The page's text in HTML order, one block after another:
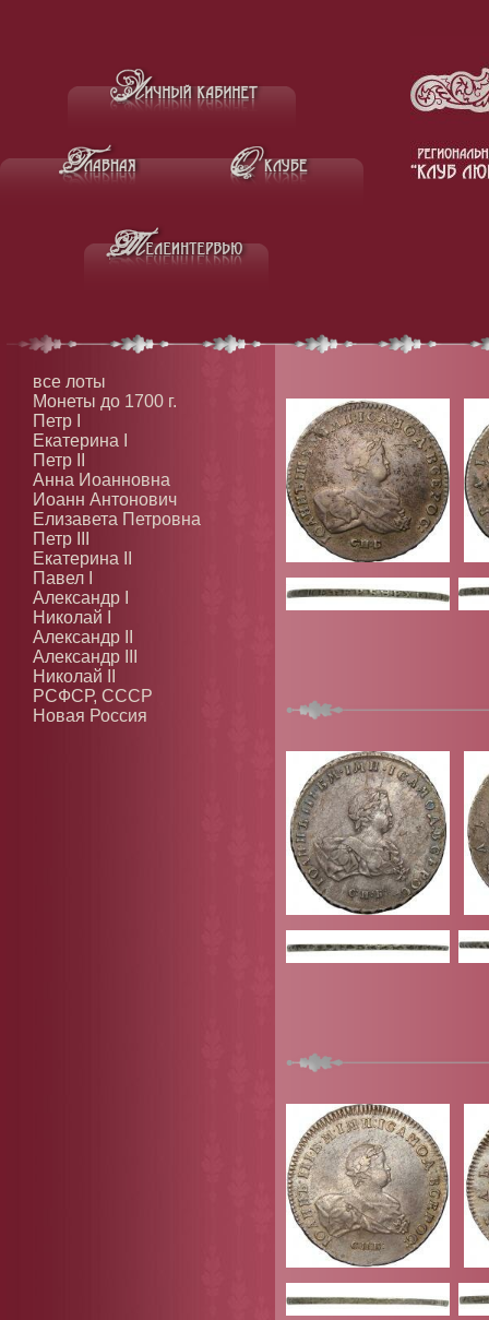
все лоты
Монеты до 1700 г.
Петр I
Екатерина I
Петр II
Анна Иоанновна
Иоанн Антонович
Елизавета Петровна
Петр III
Екатерина II
Павел I
Александр I
Николай I
Александр II
Александр III
Николай II
РСФСР, СССР
Новая Россия